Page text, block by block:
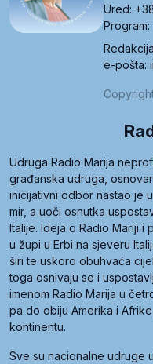
Ured:
e-pošta:
Udruga Radio Marija
građanska udruga,
inicijativni odbor nastao je
mir, a uoči osnutka
Italije. Ideja o Radio Mariji i
u župi u Erbi na sjeveru
širi te uskoro obuhvaća
toga osnivaju se i
imenom Radio Marija u
pa do obiju Amerika i
kontinentu.
Sve su nacionalne udruge